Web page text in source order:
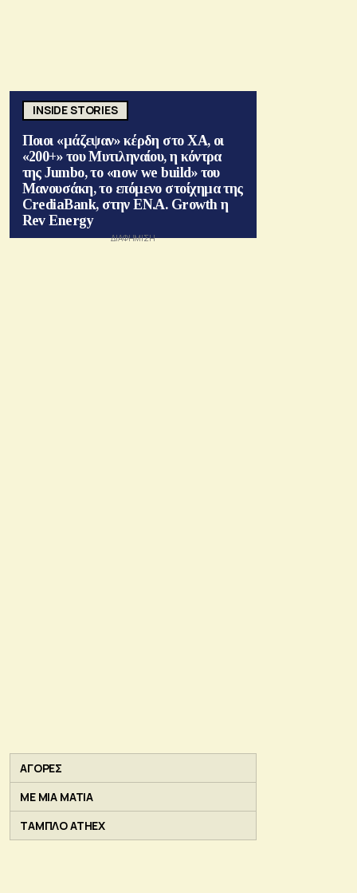
INSIDE STORIES
Ποιοι «μάζεψαν» κέρδη στο ΧΑ, οι
«200+» του Μυτιληναίου, η κόντρα
της Jumbo, το «now we build» του
Μανουσάκη, το επόμενο στοίχημα της
CrediaBank, στην ΕΝ.Α. Growth η
Rev Energy
ΑΓΟΡΕΣ
ΜΕ ΜΙΑ ΜΑΤΙΑ
ΤΑΜΠΛΟ ATHEX